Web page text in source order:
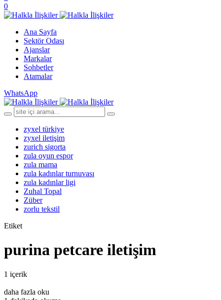
0
Ana Sayfa
Sektör Odası
Ajanslar
Markalar
Sohbetler
Atamalar
WhatsApp
zyxel türkiye
zyxel iletişim
zurich sigorta
zula oyun espor
zula mama
zula kadınlar turnuvası
zula kadınlar ligi
Zuhal Topal
Züber
zorlu tekstil
Etiket
purina petcare iletişim
1 içerik
daha fazla oku